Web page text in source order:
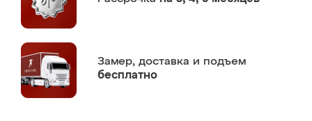
Замер, доставка и подъем
бесплатно